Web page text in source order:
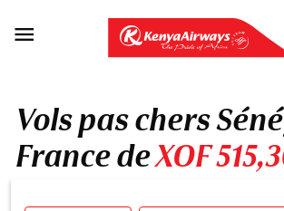

Vols pas chers
France deXOF